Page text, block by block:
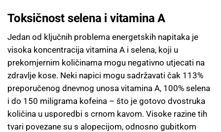
Toksičnost selena i vitamina A
Jedan od ključnih problema energetskih napitaka je
visoka koncentracija vitamina A i selena, koji u
prekomjernim količinama mogu negativno utjecati na
zdravlje kose. Neki napici mogu sadržavati čak 113%
preporučenog dnevnog unosa vitamina A, 100% selena
i do 150 miligrama kofeina – što je gotovo dvostruka
količina u usporedbi s crnom kavom. Visoke razine tih
tvari povezane su s alopecijom, odnosno gubitkom